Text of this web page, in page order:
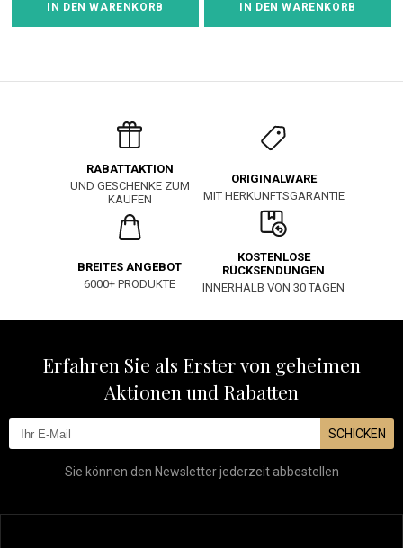
IN DEN WARENKORB IN DEN WARENKORB
RABATTAKTION
UND GESCHENKE ZUM
KAUFEN
ORIGINALWARE
MIT HERKUNFTSGARANTIE
BREITES ANGEBOT
6000+ PRODUKTE
KOSTENLOSE
RÜCKSENDUNGEN
INNERHALB VON 30 TAGEN
Erfahren Sie als Erster von geheimen
Aktionen und Rabatten
SCHICKEN
Sie können den Newsletter jederzeit abbestellen